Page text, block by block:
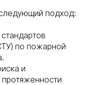
подход:
по пожарной
и